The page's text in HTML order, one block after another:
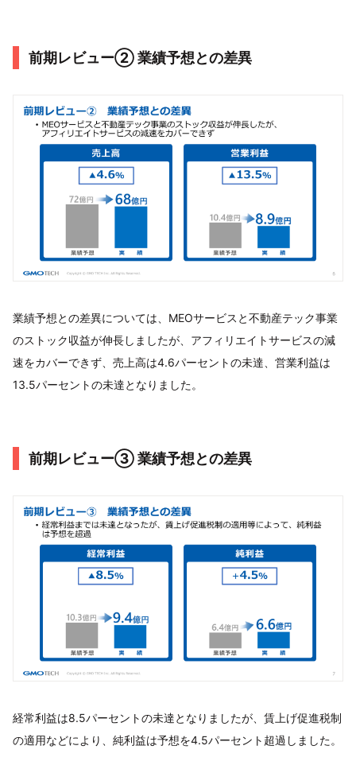
前期レビュー② 業績予想との差異
業績予想との差異については、MEOサービスと不動産テック事業
のストック収益が伸長しましたが、アフィリエイトサービスの減
速をカバーできず、売上高は4.6パーセントの未達、営業利益は
13.5パーセントの未達となりました。
前期レビュー③ 業績予想との差異
経常利益は8.5パーセントの未達となりましたが、賃上げ促進税制
の適用などにより、純利益は予想を4.5パーセント超過しました。